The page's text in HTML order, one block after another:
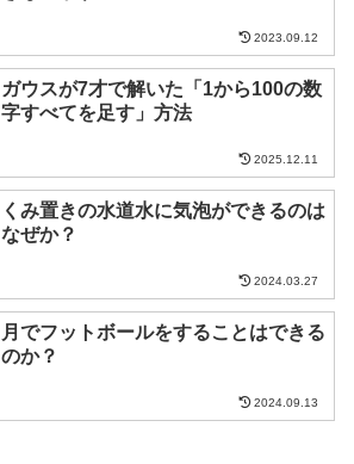
2023.09.12
ガウスが7才で解いた「1から100の数
字すべてを足す」方法
2025.12.11
くみ置きの水道水に気泡ができるのは
なぜか？
2024.03.27
月でフットボールをすることはできる
のか？
2024.09.13